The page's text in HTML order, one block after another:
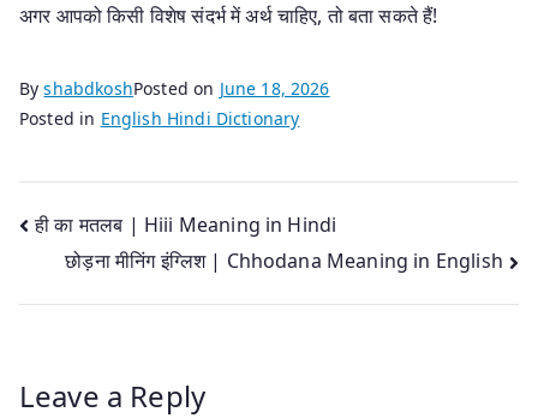
अगर आपको किसी विशेष संदर्भ में अर्थ चाहिए, तो बता सकते हैं!
ByshabdkoshPosted on June 18, 2026
Posted in English Hindi Dictionary
Post
navigation
ही का मतलब | Hiii Meaning in Hindi
छोड़ना मीनिंग इंग्लिश | Chhodana Meaning in English
Leave a Reply